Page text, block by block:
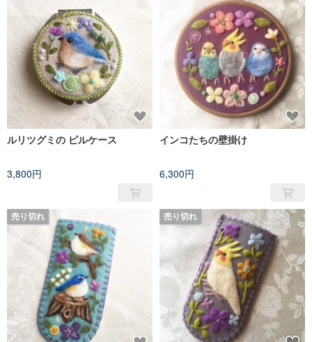
ルリツグミの ピルケース
3,800円
インコたちの壁掛け
6,300円
売り切れ 売り切れ